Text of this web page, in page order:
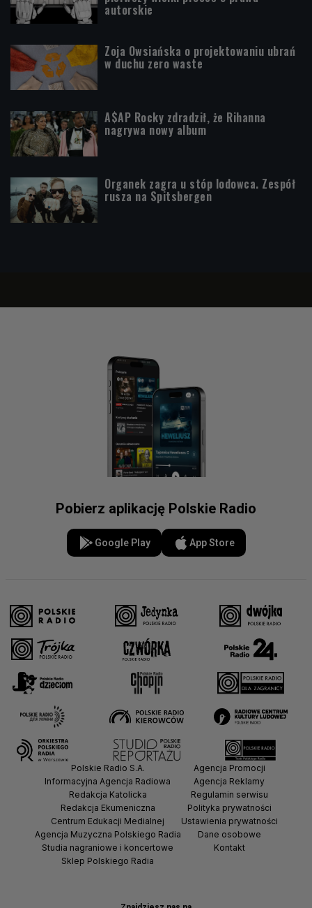
autorskie
Zoja Owsiańska o projektowaniu ubrań
w duchu zero waste
A$AP Rocky zdradził, że Rihanna
nagrywa nowy album
Organek zagra u stóp lodowca. Zespół
rusza na Spitsbergen
Pobierz aplikację Polskie Radio
Google Play App Store
Polskie Radio S.A.
Informacyjna Agencja Radiowa
Redakcja Katolicka
Redakcja Ekumeniczna
Centrum Edukacji Medialnej
Agencja Muzyczna Polskiego Radia
Studia nagraniowe i koncertowe
Sklep Polskiego Radia
Agencja Promocji
Agencja Reklamy
Regulamin serwisu
Polityka prywatności
Ustawienia prywatności
Dane osobowe
Kontakt